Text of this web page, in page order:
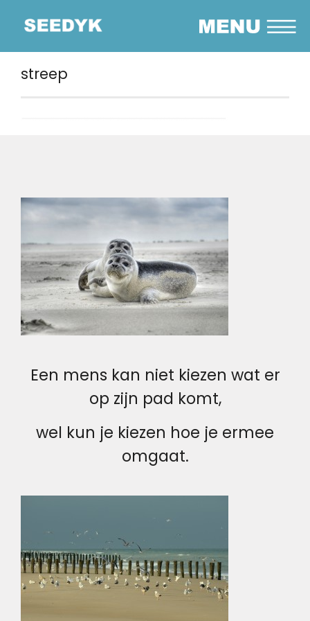
streep
Een mens kan niet kiezen wat er
op zijn pad komt,
wel kun je kiezen hoe je ermee
omgaat.